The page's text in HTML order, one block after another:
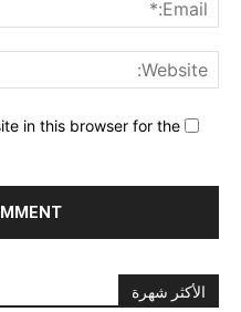
in this browser for the
الأكثر شهرة